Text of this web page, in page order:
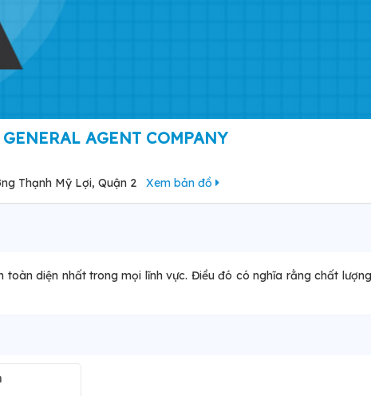
AGENT COMPANY
Thạnh Mỹ Lợi, Quận 2 Xem bản đồ
diện nhất trong mọi lĩnh vực. Điều đó có nghĩa rằng chất